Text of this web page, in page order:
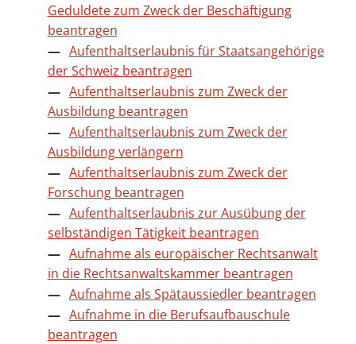
Geduldete zum Zweck der Beschäftigung
beantragen
Aufenthaltserlaubnis für Staatsangehörige
der Schweiz beantragen
Aufenthaltserlaubnis zum Zweck der
Ausbildung beantragen
Aufenthaltserlaubnis zum Zweck der
Ausbildung verlängern
Aufenthaltserlaubnis zum Zweck der
Forschung beantragen
Aufenthaltserlaubnis zur Ausübung der
selbständigen Tätigkeit beantragen
Aufnahme als europäischer Rechtsanwalt
in die Rechtsanwaltskammer beantragen
Aufnahme als Spätaussiedler beantragen
Aufnahme in die Berufsaufbauschule
beantragen